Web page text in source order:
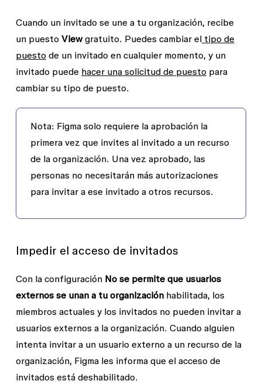
Cuando un invitado se une a tu organización, recibe
un puesto Viewgratuito. Puedes cambiar eltipo de
puesto de un invitado en cualquier momento, y un
invitado puede hacer una solicitud de puesto para
cambiar su tipo de puesto.
Nota: Figma solo requiere la aprobación la
primera vez que invites al invitado a un recurso
de la organización. Una vez aprobado, las
personas no necesitarán más autorizaciones
para invitar a ese invitado a otros recursos.
Impedir el acceso de invitados
Con la configuración No se permite que usuarios
externos se unan a tu organizaciónhabilitada, los
miembros actuales y los invitados no pueden invitar a
usuarios externos a la organización. Cuando alguien
intenta invitar a un usuario externo a un recurso de la
organización, Figma les informa que el acceso de
invitados está deshabilitado.